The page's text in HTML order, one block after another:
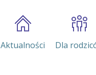
Aktualności Dla